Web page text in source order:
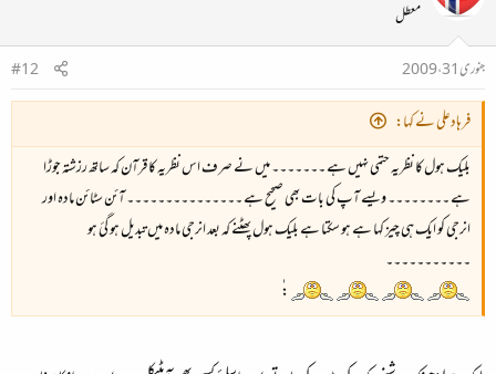
معطل
جنوری 31، 2009
#12
فرہادعلی نے کہا:
بلیک ہول کا نظریہ حتمی نہیں ہے ۔۔۔۔۔۔۔ میں نے صرف اس نظریہ کا قرآن کہ ساتھ رزشتہ جوڑا
ہے ۔۔۔۔۔۔۔۔ ویسے آپ کی بات بھی صحیح ہے ۔۔۔۔۔۔۔۔۔۔۔۔۔۔۔ آئن سٹائن مادہ اور
انرجی کو ایک ہی چیز کہا ہے ہو سکتا ہے بلیک ہول پھٹنے کہ بعد انرجی مادہ میں تبدیل ہو گئ ہو
۔۔۔۔۔۔۔۔۔۔۔
:ٰٰ